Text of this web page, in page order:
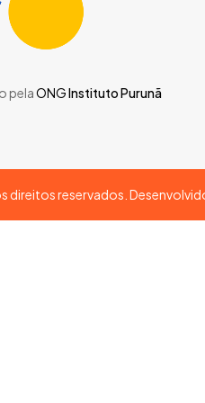
pelaONGInstituto Purunã
direitos reservados.